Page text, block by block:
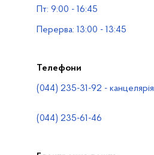
Пт: 9:00 - 16:45
Перерва: 13:00 - 13:45
Телефони
(044) 235-31-92 - канцелярія
(044) 235-61-46